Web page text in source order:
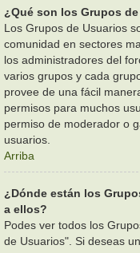
¿Qué son los Grupos
Los Grupos de Usuarios
comunidad en sectores
los administradores del
varios grupos y cada
provee de una fácil
permisos para muchos
permiso de moderador o
usuarios.
Arriba
¿Dónde están los
a ellos?
Podes ver todos los
de Usuarios". Si deseas